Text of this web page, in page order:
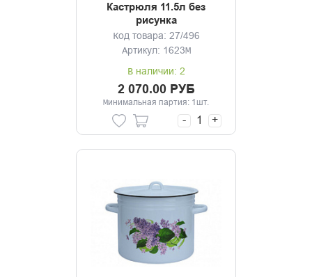
Кастрюля 11.5л без
рисунка
Код товара: 27/496
Артикул: 1623М
В наличии: 2
2 070.00 РУБ
Минимальная партия: 1шт.
- +